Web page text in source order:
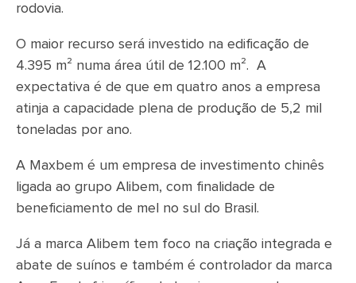
rodovia.
O maior recurso será investido na edificação de
4.395 m² numa área útil de 12.100 m². A
expectativa é de que em quatro anos a empresa
atinja a capacidade plena de produção de 5,2 mil
toneladas por ano.
A Maxbem é um empresa de investimento chinês
ligada ao grupo Alibem, com finalidade de
beneficiamento de mel no sul do Brasil.
Já a marca Alibem tem foco na criação integrada e
abate de suínos e também é controlador da marca